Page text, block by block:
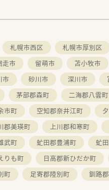
札幌市西区 札幌市厚別区
走市 留萌市 苫小牧市
市 砂川市 深川市
茅部郡森町 二海郡八雲町
市町 空知郡奈井江町
郡美瑛町 上川郡和寒町
武町 虻田郡豊浦町 虻
りも町 日高郡新ひだか町
町 足寄郡陸別町 釧路